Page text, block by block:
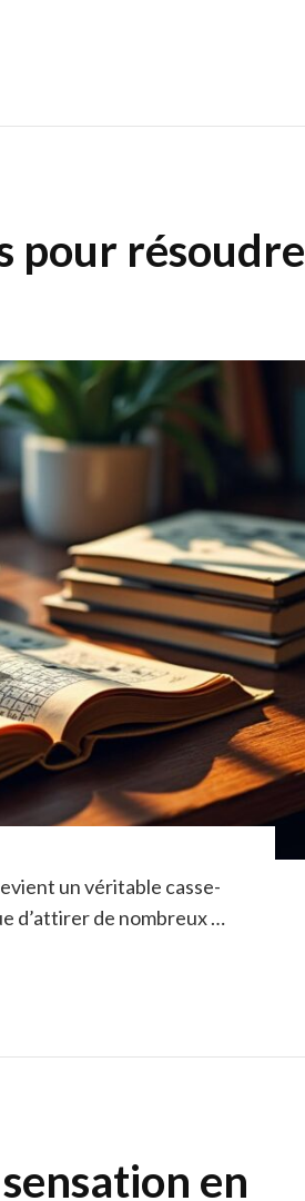
pour résoudre
un véritable casse-
d’attirer de nombreux …
en